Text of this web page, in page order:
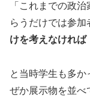
「これまでの政
らうだけでは参加
けを考えなければ
と当時学生も多
ぜか展示物を並べ